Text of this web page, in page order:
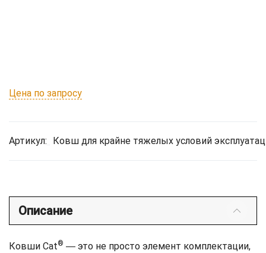
Цена по запросу
Артикул: Ковш для крайне тяжелых условий
Описание
Ковши Cat® ― это не просто элемент комплектации,